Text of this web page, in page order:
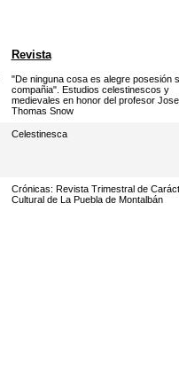
Revista
"De ninguna cosa es alegre posesión
compañia". Estudios celestinescos y
medievales en honor del profesor
Thomas Snow
Celestinesca
Crónicas: Revista Trimestral de
Cultural de La Puebla de Montalbán